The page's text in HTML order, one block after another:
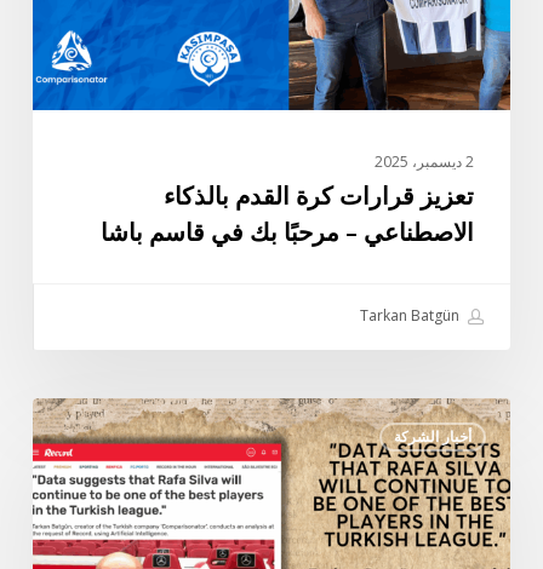
مرحبًا
بك
في
قاسم
2 ديسمبر، 2025
تعزيز قرارات كرة القدم بالذكاء
الاصطناعي – مرحبًا بك في قاسم باشا
أخبار الشركة
مقابلة
تاركان
باتجون
الخاصة
مع